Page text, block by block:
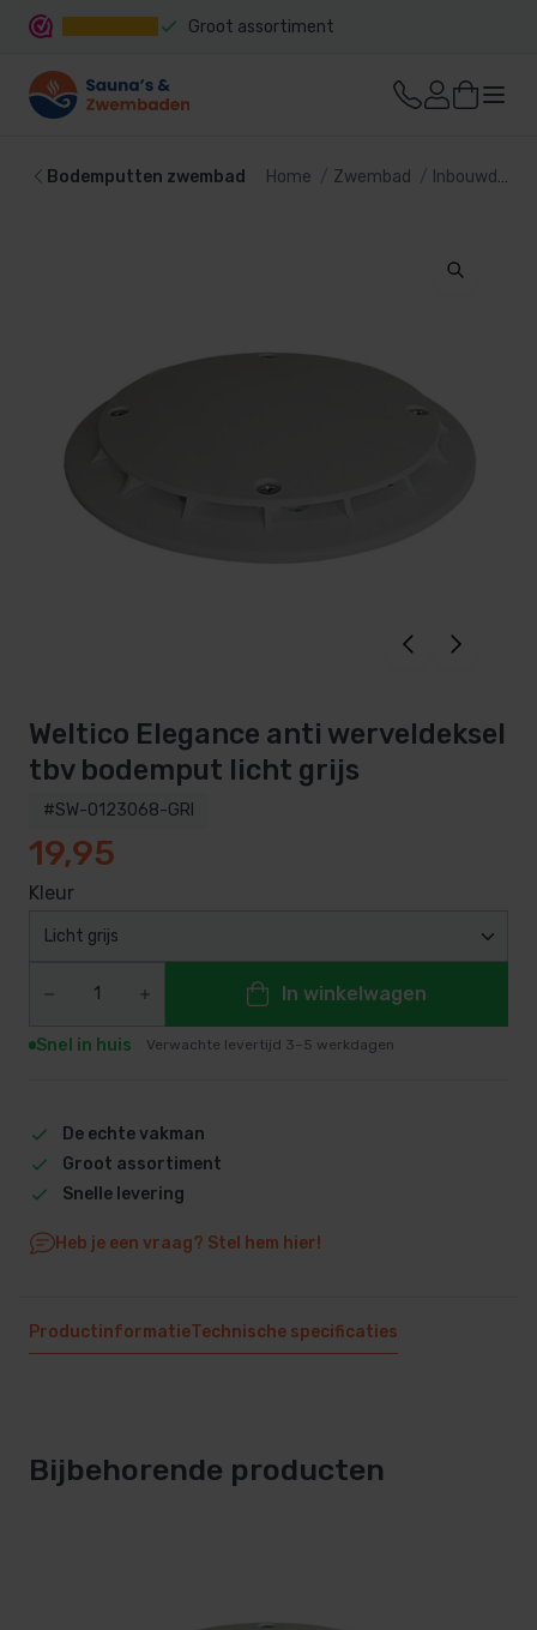
Groot assortiment
Bodemputten zwembad Home Zwembad Inbouwdelen
Weltico Elegance anti werveldeksel
tbv bodemput licht grijs
#SW-0123068-GRI
19,95
Kleur
Licht grijs
In winkelwagen
Snel in huis Verwachte levertijd 3–5 werkdagen
De echte vakman
Groot assortiment
Snelle levering
Heb je een vraag? Stel hem hier!
ProductinformatieTechnische specificaties
Bijbehorende producten